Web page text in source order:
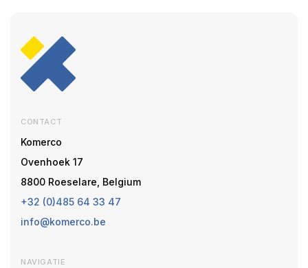
CONTACT
Komerco
Ovenhoek 17
8800 Roeselare, Belgium
+32 (0)485 64 33 47
info@komerco.be
NAVIGATIE